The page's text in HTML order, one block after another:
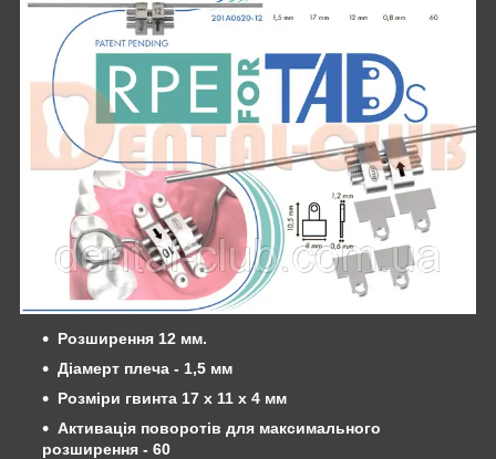
Розширення 12 мм.
Діамерт плеча - 1,5 мм
Розміри гвинта 17 х 11 х 4 мм
Активація поворотів для максимального
розширення - 60